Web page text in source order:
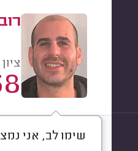
שימו לב, אני
דברו איתי